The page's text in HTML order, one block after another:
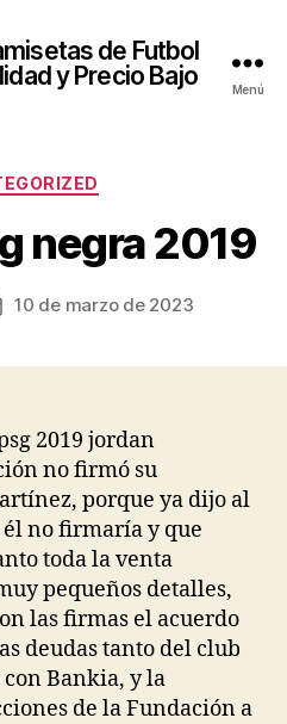
de Futbol
y Precio Bajo
Menú
Categorías
negra 2019
10 de marzo de 2023
no firmó su
porque ya dijo al
no firmaría y que
toda la venta
pequeños detalles,
las firmas el acuerdo
deudas tanto del club
Bankia, y la
de la Fundación a